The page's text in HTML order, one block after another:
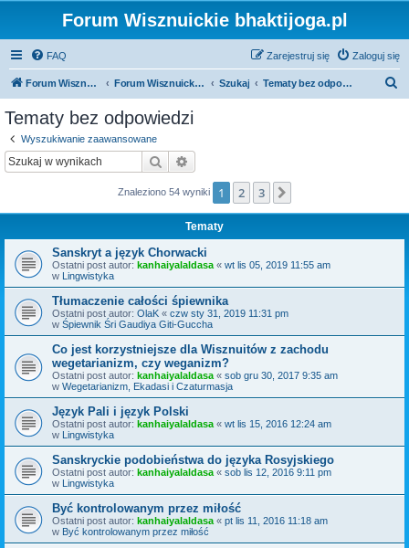
Forum Wisznuickie bhaktijoga.pl
FAQ Zaloguj się
Zarejestruj się
Forum Wisznuickie forum.bhaktijoga.pl Forum Wisznuickie forum.bhaktijoga.pl Szukaj Tematy bez odpowiedzi
Tematy bez odpowiedzi
Wyszukiwanie zaawansowane
Szukaj
Znaleziono 54 wyniki 1 2 3
Tematy
Sanskryt a język Chorwacki
Ostatni post autor: kanhaiyalaldasa « wt lis 05, 2019 11:55 am
w Lingwistyka
Tłumaczenie całości śpiewnika
Ostatni post autor: OlaK « czw sty 31, 2019 11:31 pm
w Śpiewnik Śri Gaudiya Giti-Guccha
Co jest korzystniejsze dla Wisznuitów z zachodu
wegetarianizm, czy weganizm?
Ostatni post autor: kanhaiyalaldasa « sob gru 30, 2017 9:35 am
w Wegetarianizm, Ekadasi i Czaturmasja
Język Pali i język Polski
Ostatni post autor: kanhaiyalaldasa « wt lis 15, 2016 12:24 am
w Lingwistyka
Sanskryckie podobieństwa do języka Rosyjskiego
Ostatni post autor: kanhaiyalaldasa « sob lis 12, 2016 9:11 pm
w Lingwistyka
Być kontrolowanym przez miłość
Ostatni post autor: kanhaiyalaldasa « pt lis 11, 2016 11:18 am
w Być kontrolowanym przez miłość